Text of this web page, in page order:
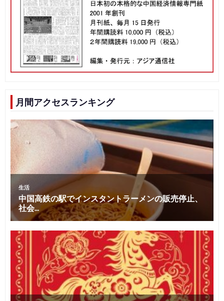
ゲ
ー
シ
ョ
月間アクセスランキング